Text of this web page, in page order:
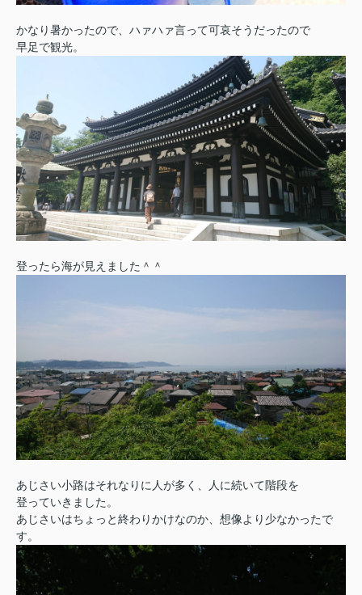
かなり暑かったので、ハァハァ言って可哀そうだったので
早足で観光。
登ったら海が見えました＾＾
あじさい小路はそれなりに人が多く、人に続いて階段を
登っていきました。
あじさいはちょっと終わりかけなのか、想像より少なかったで
す。